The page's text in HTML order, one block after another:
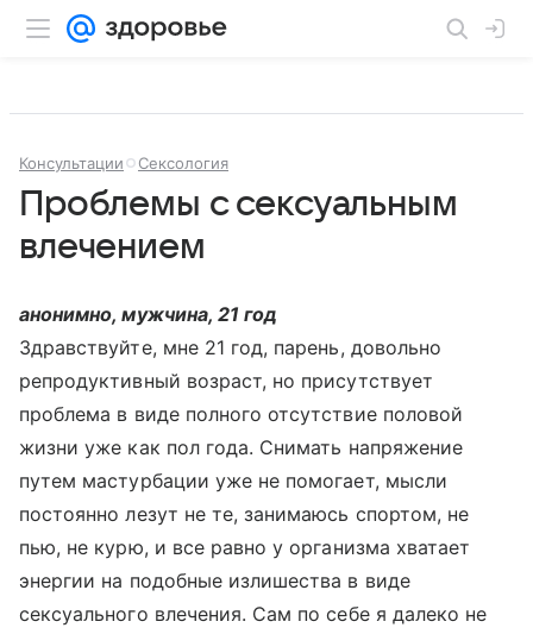
Консультации Сексология
Проблемы с сексуальным
влечением
анонимно, мужчина, 21 год
Здравствуйте, мне 21 год, парень, довольно
репродуктивный возраст, но присутствует
проблема в виде полного отсутствие половой
жизни уже как пол года. Снимать напряжение
путем мастурбации уже не помогает, мысли
постоянно лезут не те, занимаюсь спортом, не
пью, не курю, и все равно у организма хватает
энергии на подобные излишества в виде
сексуального влечения. Сам по себе я далеко не